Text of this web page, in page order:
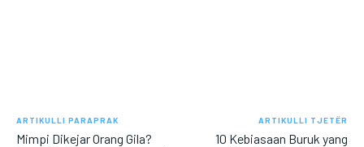
ARTIKULLI PARAPRAK
Mimpi Dikejar Orang Gila?
ARTIKULLI TJETËR
10 Kebiasaan Buruk yang